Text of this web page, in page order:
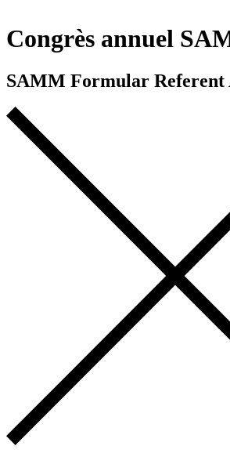
Congrès annuel
SAMM Formular Referent